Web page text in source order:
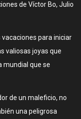
de Víctor Bo, Julio
para iniciar
valiosas joyas que
mundial que se
de un maleficio, no
una peligrosa